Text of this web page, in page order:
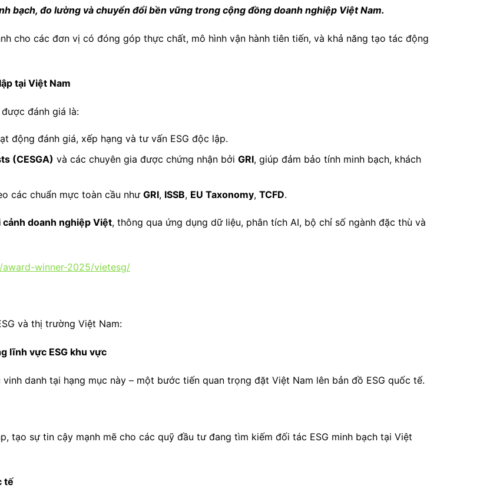
bạch, đo lường và chuyển đổi bền vững trong cộng đồng doanh nghiệp Việt Nam.
cho các đơn vị có đóng góp thực chất, mô hình vận hành tiên tiến, và khả năng tạo tác động
tại Việt Nam
đánh giá là:
động đánh giá, xếp hạng và tư vấn ESG độc lập.
(CESGA) và các chuyên gia được chứng nhận bởi GRI, giúp đảm bảo tính minh bạch, khách
các chuẩn mực toàn cầu nhưGRI, ISSB, EU Taxonomy, TCFD.
doanh nghiệp Việt, thông qua ứng dụng dữ liệu, phân tích AI, bộ chỉ số ngành đặc thù và
winner-2025/vietesg/
và thị trường Việt Nam:
lĩnh vực ESG khu vực
danh tại hạng mục này – một bước tiến quan trọng đặt Việt Nam lên bản đồ ESG quốc tế.
sự tin cậy mạnh mẽ cho các quỹ đầu tư đang tìm kiếm đối tác ESG minh bạch tại Việt
tế